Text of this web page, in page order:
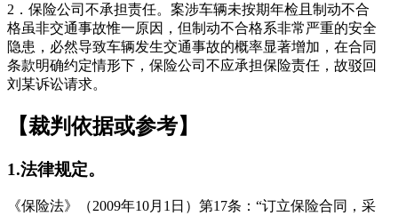
2．保险公司不承担责任。案涉车辆未按期年检且制动不合
格虽非交通事故惟一原因，但制动不合格系非常严重的安全
隐患，必然导致车辆发生交通事故的概率显著增加，在合同
条款明确约定情形下，保险公司不应承担保险责任，故驳回
刘某诉讼请求。
【裁判依据或参考】
1.法律规定。
《保险法》（2009年10月1日）第17条：“订立保险合同，采